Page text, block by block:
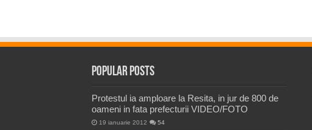
Popular Posts
Protestul ia amploare la Resita, in jur de 800 de
oameni in fata prefecturii VIDEO/FOTO
19 ianuarie 2012 54